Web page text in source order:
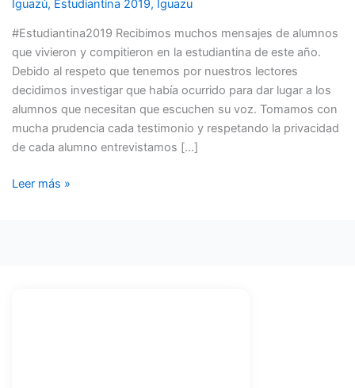
Iguazú, Estudiantina 2019, Iguazu
#Estudiantina2019 Recibimos muchos mensajes de alumnos
que vivieron y compitieron en la estudiantina de este año.
Debido al respeto que tenemos por nuestros lectores
decidimos investigar que había ocurrido para dar lugar a los
alumnos que necesitan que escuchen su voz. Tomamos con
mucha prudencia cada testimonio y respetando la privacidad
de cada alumno entrevistamos […]
¿EN
ESTUDIANTINA
HUBO
CORRUPCIÓN?
Leer más »